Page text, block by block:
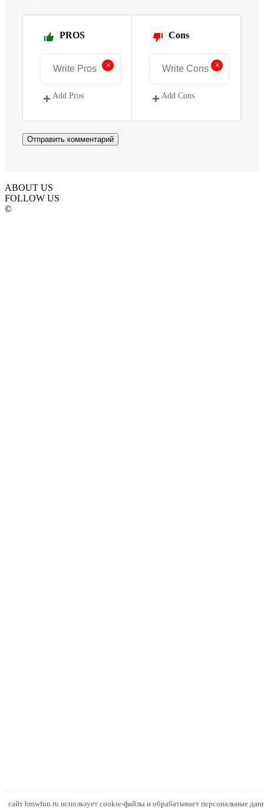
PROS
+
Add Pros
Cons
+
Add Cons
ABOUT US
FOLLOW US
©
сайт bmwfun.ru использует cookie-файлы и обрабатывает персональные